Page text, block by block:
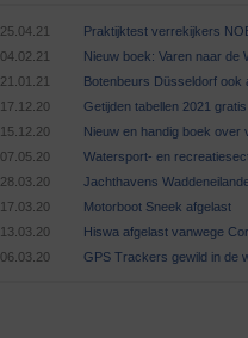
25.04.21
Praktijktest verrekijkers
04.02.21
Nieuw boek: Varen naar de
21.01.21
Botenbeurs Düsseldorf ook
17.12.20
Getijden tabellen 2021
15.12.20
Nieuw en handig boek over
07.05.20
Watersport- en
28.03.20
Jachthavens
17.03.20
Motorboot Sneek afgelast
13.03.20
Hiswa afgelast vanwege
06.03.20
GPS Trackers gewild in de